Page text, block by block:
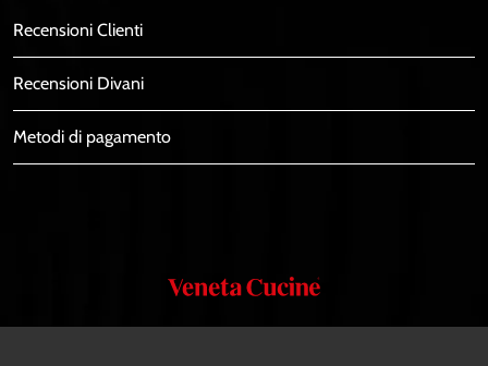
Recensioni Clienti
Recensioni Divani
Metodi di pagamento
Veneta